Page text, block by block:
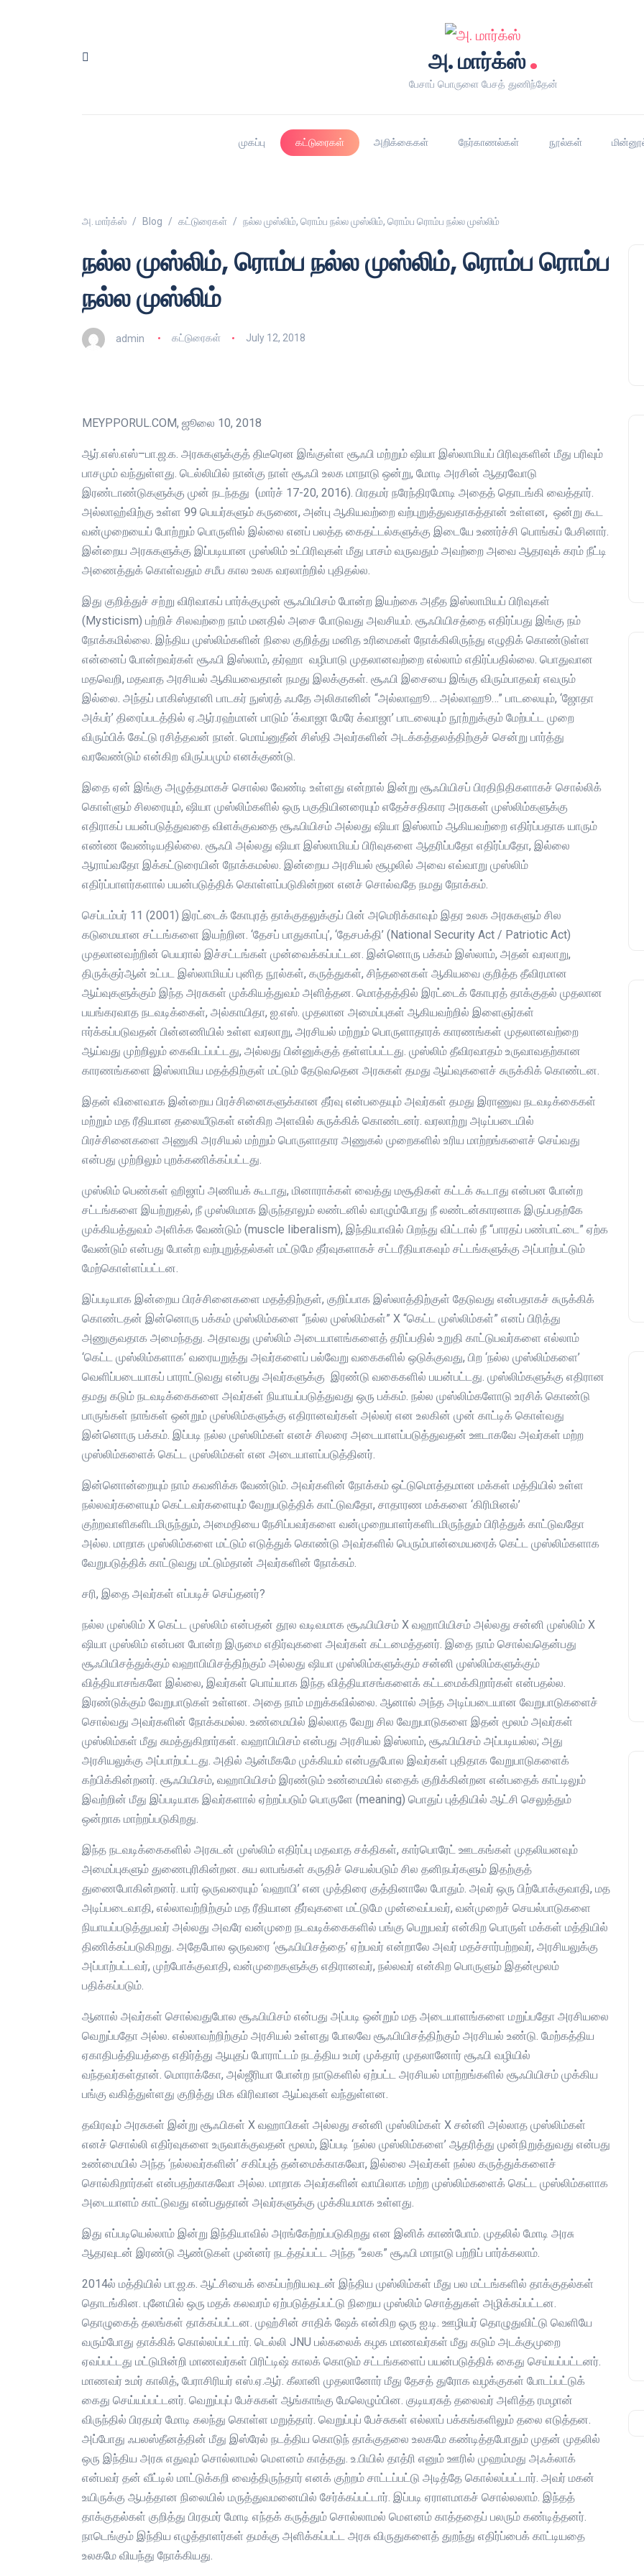
அ. மார்க்ஸ்.
பேசாப் பொருளை பேசத் துணிந்தேன்
முகப்பு கட்டுரைகள் அறிக்கைகள் நேர்காணல்கள் நூல்கள்
அ. மார்க்ஸ் Blog கட்டுரைகள் நல்ல முஸ்லிம், ரொம்ப நல்ல முஸ்லிம், ரொம்ப ரொம்ப நல்ல முஸ்லிம்
நல்ல முஸ்லிம், ரொம்ப நல்ல முஸ்லிம், ரொம்ப ரொம்ப
நல்ல முஸ்லிம்
admin கட்டுரைகள் July 12, 2018
MEYPPORUL.COM, ஜூலை 10, 2018
ஆர்.எஸ்.எஸ்–பா.ஜ.க. அரசுகளுக்குத் திடீரென இங்குள்ள சூஃபி மற்றும் ஷியா இஸ்லாமியப் பிரிவுகளின் மீது பரிவும்
பாசமும் வந்துள்ளது. டெல்லியில் நான்கு நாள் சூஃபி உலக மாநாடு ஒன்று, மோடி அரசின் ஆதரவோடு
இரண்டாண்டுகளுக்கு முன் நடந்தது (மார்ச் 17-20, 2016). பிரதமர் நரேந்திரமோடி அதைத் தொடங்கி வைத்தார்.
அல்லாஹ்விற்கு உள்ள 99 பெயர்களும் கருணை, அன்பு ஆகியவற்றை வற்புறுத்துவதாகத்தான் உள்ளன, ஒன்று கூட
வன்முறையைப் போற்றும் பொருளில் இல்லை எனப் பலத்த கைதட்டல்களுக்கு இடையே உணர்ச்சி பொங்கப் பேசினார்.
இன்றைய அரசுகளுக்கு இப்படியான முஸ்லிம் உட்பிரிவுகள் மீது பாசம் வருவதும் அவற்றை அவை ஆதரவுக் கரம் நீட்டி
அணைத்துக் கொள்வதும் சமீப கால உலக வரலாற்றில் புதிதல்ல.
இது குறித்துச் சற்று விரிவாகப் பார்க்குமுன் சூஃபியிசம் போன்ற இயற்கை அதீத இஸ்லாமியப் பிரிவுகள்
(Mysticism) பற்றிச் சிலவற்றை நாம் மனதில் அசை போடுவது அவசியம். சூஃபியிசத்தை எதிர்ப்பது இங்கு நம்
நோக்கமில்லை. இந்திய முஸ்லிம்களின் நிலை குறித்து மனித உரிமைகள் நோக்கிலிருந்து எழுதிக் கொண்டுள்ள
என்னைப் போன்றவர்கள் சூஃபி இஸ்லாம், தர்ஹா வழிபாடு முதலானவற்றை எல்லாம் எதிர்ப்பதில்லை. பொதுவான
மதவெறி, மதவாத அரசியல் ஆகியவைதான் நமது இலக்குகள். சூஃபி இசையை இங்கு விரும்பாதவர் எவரும்
இல்லை. அந்தப் பாகிஸ்தானி பாடகர் நுஸ்ரத் ஃபதே அலிகானின் “அல்லாஹூ… அல்லாஹூ…” பாடலையும், ‘ஜோதா
அக்பர்’ திரைப்படத்தில் ஏ.ஆர்.ரஹ்மான் பாடும் ‘க்வாஜா மேரே க்வாஜா’ பாடலையும் நூற்றுக்கும் மேற்பட்ட முறை
விரும்பிக் கேட்டு ரசித்தவன் நான். மொய்னுதீன் சிஸ்தி அவர்களின் அடக்கத்தலத்திற்குச் சென்று பார்த்து
வரவேண்டும் என்கிற விருப்பமும் எனக்குண்டு.
இதை ஏன் இங்கு அழுத்தமாகச் சொல்ல வேண்டி உள்ளது என்றால் இன்று சூஃபியிசப் பிரதிநிதிகளாகச் சொல்லிக்
கொள்ளும் சிலரையும், ஷியா முஸ்லிம்களில் ஒரு பகுதியினரையும் எதேச்சதிகார அரசுகள் முஸ்லிம்களுக்கு
எதிராகப் பயன்படுத்துவதை விளக்குவதை சூஃபியிசம் அல்லது ஷியா இஸ்லாம் ஆகியவற்றை எதிர்ப்பதாக யாரும்
எண்ண வேண்டியதில்லை. சூஃபி அல்லது ஷியா இஸ்லாமியப் பிரிவுகளை ஆதரிப்பதோ எதிர்ப்பதோ, இல்லை
ஆராய்வதோ இக்கட்டுரையின் நோக்கமல்ல. இன்றைய அரசியல் சூழலில் அவை எவ்வாறு முஸ்லிம்
எதிர்ப்பாளர்களால் பயன்படுத்திக் கொள்ளப்படுகின்றன எனச் சொல்வதே நமது நோக்கம்.
செப்டம்பர் 11 (2001) இரட்டைக் கோபுரத் தாக்குதலுக்குப் பின் அமெரிக்காவும் இதர உலக அரசுகளும் சில
கடுமையான சட்டங்களை இயற்றின. ‘தேசப் பாதுகாப்பு’, ‘தேசபக்தி’ (National Security Act / Patriotic Act)
முதலானவற்றின் பெயரால் இச்சட்டங்கள் முன்வைக்கப்பட்டன. இன்னொரு பக்கம் இஸ்லாம், அதன் வரலாறு,
திருக்குர்ஆன் உட்பட இஸ்லாமியப் புனித நூல்கள், கருத்துகள், சிந்தனைகள் ஆகியவை குறித்த தீவிரமான
ஆய்வுகளுக்கும் இந்த அரசுகள் முக்கியத்துவம் அளித்தன. மொத்தத்தில் இரட்டைக் கோபுரத் தாக்குதல் முதலான
பயங்கரவாத நடவடிக்கைள், அல்காயிதா, ஐ.எஸ். முதலான அமைப்புகள் ஆகியவற்றில் இளைஞர்கள்
ஈர்க்கப்படுவதன் பின்னணியில் உள்ள வரலாறு, அரசியல் மற்றும் பொருளாதாரக் காரணங்கள் முதலானவற்றை
ஆய்வது முற்றிலும் கைவிடப்பட்டது, அல்லது பின்னுக்குத் தள்ளப்பட்டது. முஸ்லிம் தீவிரவாதம் உருவாவதற்கான
காரணங்களை இஸ்லாமிய மதத்திற்குள் மட்டும் தேடுவதென அரசுகள் தமது ஆய்வுகளைச் சுருக்கிக் கொண்டன.
இதன் விளைவாக இன்றைய பிரச்சினைகளுக்கான தீர்வு என்பதையும் அவர்கள் தமது இராணுவ நடவடிக்கைகள்
மற்றும் மத ரீதியான தலையீடுகள் என்கிற அளவில் சுருக்கிக் கொண்டனர். வரலாற்று அடிப்படையில்
பிரச்சினைகளை அணுகி அரசியல் மற்றும் பொருளாதார அணுகல் முறைகளில் உரிய மாற்றங்களைச் செய்வது
என்பது முற்றிலும் புறக்கணிக்கப்பட்டது.
முஸ்லிம் பெண்கள் ஹிஜாப் அணியக் கூடாது, மினாராக்கள் வைத்து மசூதிகள் கட்டக் கூடாது என்பன போன்ற
சட்டங்களை இயற்றுதல், நீ முஸ்லிமாக இருந்தாலும் லண்டனில் வாழும்போது நீ லண்டன்காரனாக இருப்பதற்கே
முக்கியத்துவம் அளிக்க வேண்டும் (muscle liberalism), இந்தியாவில் பிறந்து விட்டால் நீ “பாரதப் பண்பாட்டை” ஏற்க
வேண்டும் என்பது போன்ற வற்புறுத்தல்கள் மட்டுமே தீர்வுகளாகச் சட்டரீதியாகவும் சட்டங்களுக்கு அப்பாற்பட்டும்
மேற்கொள்ளப்பட்டன.
இப்படியாக இன்றைய பிரச்சினைகளை மதத்திற்குள், குறிப்பாக இஸ்லாத்திற்குள் தேடுவது என்பதாகச் சுருக்கிக்
கொண்டதன் இன்னொரு பக்கம் முஸ்லிம்களை “நல்ல முஸ்லிம்கள்” X “கெட்ட முஸ்லிம்கள்” எனப் பிரித்து
அணுகுவதாக அமைந்தது. அதாவது முஸ்லிம் அடையாளங்களைத் தரிப்பதில் உறுதி காட்டுபவர்களை எல்லாம்
‘கெட்ட முஸ்லிம்களாக’ வரையறுத்து அவர்களைப் பல்வேறு வகைகளில் ஒடுக்குவது, பிற ‘நல்ல முஸ்லிம்களை’
வெளிப்படையாகப் பாராட்டுவது என்பது அவர்களுக்கு இரண்டு வகைகளில் பயன்பட்டது. முஸ்லிம்களுக்கு எதிரான
தமது கடும் நடவடிக்கைகளை அவர்கள் நியாயப்படுத்துவது ஒரு பக்கம். நல்ல முஸ்லிம்களோடு உரசிக் கொண்டு
பாருங்கள் நாங்கள் ஒன்றும் முஸ்லிம்களுக்கு எதிரானவர்கள் அல்லர் என உலகின் முன் காட்டிக் கொள்வது
இன்னொரு பக்கம். இப்படி நல்ல முஸ்லிம்கள் எனச் சிலரை அடையாளப்படுத்துவதன் ஊடாகவே அவர்கள் மற்ற
முஸ்லிம்களைக் கெட்ட முஸ்லிம்கள் என அடையாளப்படுத்தினர்.
இன்னொன்றையும் நாம் கவனிக்க வேண்டும். அவர்களின் நோக்கம் ஒட்டுமொத்தமான மக்கள் மத்தியில் உள்ள
நல்லவர்களையும் கெட்டவர்களையும் வேறுபடுத்திக் காட்டுவதோ, சாதாரண மக்களை ‘கிரிமினல்’
குற்றவாளிகளிடமிருந்தும், அமைதியை நேசிப்பவர்களை வன்முறையாளர்களிடமிருந்தும் பிரித்துக் காட்டுவதோ
அல்ல. மாறாக முஸ்லிம்களை மட்டும் எடுத்துக் கொண்டு அவர்களில் பெரும்பான்மையரைக் கெட்ட முஸ்லிம்களாக
வேறுபடுத்திக் காட்டுவது மட்டும்தான் அவர்களின் நோக்கம்.
சரி, இதை அவர்கள் எப்படிச் செய்தனர்?
நல்ல முஸ்லிம் X கெட்ட முஸ்லிம் என்பதன் தூல வடிவமாக சூஃபியிசம் X வஹாபியிசம் அல்லது சன்னி முஸ்லிம் X
ஷியா முஸ்லிம் என்பன போன்ற இருமை எதிர்வுகளை அவர்கள் கட்டமைத்தனர். இதை நாம் சொல்வதென்பது
சூஃபியிசத்துக்கும் வஹாபியிசத்திற்கும் அல்லது ஷியா முஸ்லிம்களுக்கும் சன்னி முஸ்லிம்களுக்கும்
வித்தியாசங்களே இல்லை, இவர்கள் பொய்யாக இந்த வித்தியாசங்களைக் கட்டமைக்கிறார்கள் என்பதல்ல.
இரண்டுக்கும் வேறுபாடுகள் உள்ளன. அதை நாம் மறுக்கவில்லை. ஆனால் அந்த அடிப்படையான வேறுபாடுகளைச்
சொல்வது அவர்களின் நோக்கமல்ல. உண்மையில் இல்லாத வேறு சில வேறுபாடுகளை இதன் மூலம் அவர்கள்
முஸ்லிம்கள் மீது சுமத்துகிறார்கள். வஹாபியிசம் என்பது அரசியல் இஸ்லாம், சூஃபியிசம் அப்படியல்ல; அது
அரசியலுக்கு அப்பாற்பட்டது. அதில் ஆன்மீகமே முக்கியம் என்பதுபோல இவர்கள் புதிதாக வேறுபாடுகளைக்
கற்பிக்கின்றனர். சூஃபியிசம், வஹாபியிசம் இரண்டும் உண்மையில் எதைக் குறிக்கின்றன என்பதைக் காட்டிலும்
இவற்றின் மீது இப்படியாக இவர்களால் ஏற்றப்படும் பொருளே (meaning) பொதுப் புத்தியில் ஆட்சி செலுத்தும்
ஒன்றாக மாற்றப்படுகிறது.
இந்த நடவடிக்கைகளில் அரசுடன் முஸ்லிம் எதிர்ப்பு மதவாத சக்திகள், கார்பொரேட் ஊடகங்கள் முதலியனவும்
அமைப்புகளும் துணைபுரிகின்றன. சுய லாபங்கள் கருதிச் செயல்படும் சில தனிநபர்களும் இதற்குத்
துணைபோகின்றனர். யார் ஒருவரையும் ‘வஹாபி’ என முத்திரை குத்தினாலே போதும். அவர் ஒரு பிற்போக்குவாதி, மத
அடிப்படைவாதி, எல்லாவற்றிற்கும் மத ரீதியான தீர்வுகளை மட்டுமே முன்வைப்பவர், வன்முறைச் செயல்பாடுகளை
நியாயப்படுத்துபவர் அல்லது அவரே வன்முறை நடவடிக்கைகளில் பங்கு பெறுபவர் என்கிற பொருள் மக்கள் மத்தியில்
திணிக்கப்படுகிறது. அதேபோல ஒருவரை ‘சூஃபியிசத்தை’ ஏற்பவர் என்றாலே அவர் மதச்சார்பற்றவர், அரசியலுக்கு
அப்பாற்பட்டவர், முற்போக்குவாதி, வன்முறைகளுக்கு எதிரானவர், நல்லவர் என்கிற பொருளும் இதன்மூலம்
பதிக்கப்படும்.
ஆனால் அவர்கள் சொல்வதுபோல சூஃபியிசம் என்பது அப்படி ஒன்றும் மத அடையாளங்களை மறுப்பதோ அரசியலை
வெறுப்பதோ அல்ல. எல்லாவற்றிற்கும் அரசியல் உள்ளது போலவே சூஃபியிசத்திற்கும் அரசியல் உண்டு. மேற்கத்திய
ஏகாதிபத்தியத்தை எதிர்த்து ஆயுதப் போராட்டம் நடத்திய உமர் முக்தார் முதலானோர் சூஃபி வழியில்
வந்தவர்கள்தான். மொராக்கோ, அல்ஜீரியா போன்ற நாடுகளில் ஏற்பட்ட அரசியல் மாற்றங்களில் சூஃபியிசம் முக்கிய
பங்கு வகித்துள்ளது குறித்து மிக விரிவான ஆய்வுகள் வந்துள்ளன.
தவிரவும் அரசுகள் இன்று சூஃபிகள் X வஹாபிகள் அல்லது சன்னி முஸ்லிம்கள் X சன்னி அல்லாத முஸ்லிம்கள்
எனச் சொல்லி எதிர்வுகளை உருவாக்குவதன் மூலம், இப்படி ‘நல்ல முஸ்லிம்களை’ ஆதரித்து முன்நிறுத்துவது என்பது
உண்மையில் அந்த ‘நல்லவர்களின்’ சகிப்புத் தன்மைக்காகவோ, இல்லை அவர்கள் நல்ல கருத்துக்களைச்
சொல்கிறார்கள் என்பதற்காகவோ அல்ல. மாறாக அவர்களின் வாயிலாக மற்ற முஸ்லிம்களைக் கெட்ட முஸ்லிம்களாக
அடையாளம் காட்டுவது என்பதுதான் அவர்களுக்கு முக்கியமாக உள்ளது.
இது எப்படியெல்லாம் இன்று இந்தியாவில் அரங்கேற்றப்படுகிறது என இனிக் காண்போம். முதலில் மோடி அரசு
ஆதரவுடன் இரண்டு ஆண்டுகள் முன்னர் நடத்தப்பட்ட அந்த “உலக” சூஃபி மாநாடு பற்றிப் பார்க்கலாம்.
2014ல் மத்தியில் பா.ஜ.க. ஆட்சியைக் கைப்பற்றியவுடன் இந்திய முஸ்லிம்கள் மீது பல மட்டங்களில் தாக்குதல்கள்
தொடங்கின. புனேயில் ஒரு மதக் கலவரம் ஏற்படுத்தப்பட்டு நிறைய முஸ்லிம் சொத்துகள் அழிக்கப்பட்டன.
தொழுகைத் தலங்கள் தாக்கப்பட்டன. முஹ்சின் சாதிக் ஷேக் என்கிற ஒரு ஐ.டி. ஊழியர் தொழுதுவிட்டு வெளியே
வரும்போது தாக்கிக் கொல்லப்பட்டார். டெல்லி JNU பல்கலைக் கழக மாணவர்கள் மீது கடும் அடக்குமுறை
ஏவப்பட்டது மட்டுமின்றி மாணவர்கள் பிரிட்டிஷ் காலக் கொடும் சட்டங்களைப் பயன்படுத்திக் கைது செய்யப்பட்டனர்.
மாணவர் உமர் காலித், பேராசிரியர் எஸ்.ஏ.ஆர். கீலானி முதலானோர் மீது தேசத் துரோக வழக்குகள் போடப்பட்டுக்
கைது செய்யப்பட்டனர். வெறுப்புப் பேச்சுகள் ஆங்காங்கு மேலெழும்பின. குடியரசுத் தலைவர் அளித்த ரமழான்
விருந்தில் பிரதமர் மோடி கலந்து கொள்ள மறுத்தார். வெறுப்புப் பேச்சுகள் எல்லாப் பக்கங்களிலும் தலை எடுத்தன.
அப்போது ஃபலஸ்தீனத்தின் மீது இஸ்ரேல் நடத்திய கொடுந் தாக்குதலை உலகமே கண்டித்தபோதும் முதன் முதலில்
ஒரு இந்திய அரசு எதுவும் சொல்லாமல் மௌனம் காத்தது. உ.பியில் தாத்ரி எனும் ஊரில் முஹம்மது அஃக்லாக்
என்பவர் தன் வீட்டில் மாட்டுக்கறி வைத்திருந்தார் எனக் குற்றம் சாட்டப்பட்டு அடித்தே கொல்லப்பட்டார். அவர் மகன்
உயிருக்கு ஆபத்தான நிலையில் மருத்துவமனையில் சேர்க்கப்பட்டார். இப்படி ஏராளமாகச் சொல்லலாம். இந்தத்
தாக்குதல்கள் குறித்து பிரதமர் மோடி எந்தக் கருத்தும் சொல்லாமல் மௌனம் காத்ததைப் பலரும் கண்டித்தனர்.
நாடெங்கும் இந்திய எழுத்தாளர்கள் தமக்கு அளிக்கப்பட்ட அரசு விருதுகளைத் துறந்து எதிர்ப்பைக் காட்டியதை
உலகமே வியந்து நோக்கியது.
பாசிசத்தின் தமிழ் வடிவம்
admin 16 August 2019